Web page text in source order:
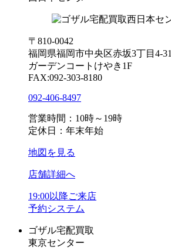
〒810-0042
福岡県福岡市中央区赤坂3丁目4-31
ガーデンコートけやき1F
FAX:092-303-8180
092-406-8497
営業時間：10時～19時
定休日：年末年始
地図を見る
店舗詳細へ
19:00以降ご来店
予約システム
ゴザル宅配買取
東京センター